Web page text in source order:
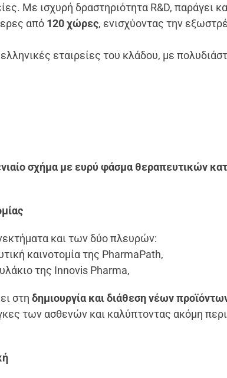
Με ισχυρή δραστηριότητα R&D, παράγει
από 120 χώρες, ενισχύοντας την
εταιρείες του κλάδου, με
σχήμα με ευρύ φάσμα θεραπευτικών
και των δύο πλευρών:
καινοτομία της PharmaPath,
της Innovis Pharma,
στη δημιουργία και διάθεση νέων
των ασθενών και καλύπτοντας ακόμη